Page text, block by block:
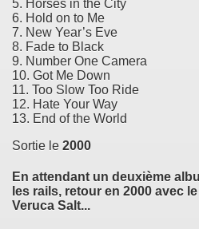
5. Horses in the City
6. Hold on to Me
7. New Year’s Eve
8. Fade to Black
9. Number One Camera
10. Got Me Down
11. Too Slow Too Ride
12. Hate Your Way
13. End of the World
Sortie le 2000
En attendant un deuxième
les rails, retour en 2000 avec
Veruca Salt...